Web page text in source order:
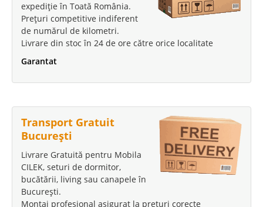
expediție în Toată România.
Prețuri competitive indiferent
de numărul de kilometri.
Livrare din stoc în 24 de ore către orice localitate
Garantat
Transport Gratuit
București
Livrare Gratuită pentru Mobila
CILEK, seturi de dormitor,
bucătării, living sau canapele în
București.
Montaj profesional asigurat la prețuri corecte